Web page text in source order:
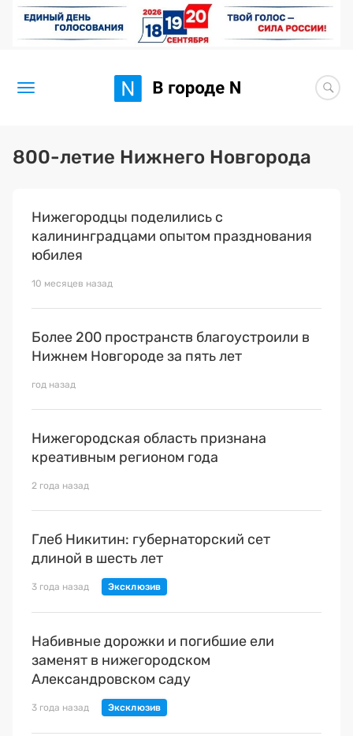
Новости
Здоровье
Искусство исцелять
Премия 2025
800-летие Нижнего Новгорода
Нижегородцы поделились с
калининградцами опытом празднования
юбилея
10 месяцев назад
Более 200 пространств благоустроили в
Нижнем Новгороде за пять лет
год назад
Нижегородская область признана
креативным регионом года
2 года назад
Глеб Никитин: губернаторский сет
длиной в шесть лет
3 года назад
Набивные дорожки и погибшие ели
заменят в нижегородском
Александровском саду
3 года назад